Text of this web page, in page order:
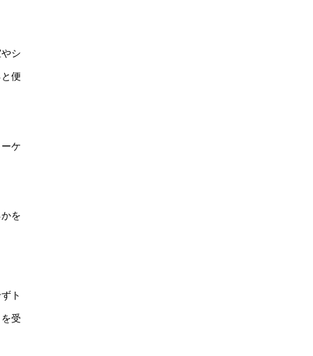
シ
便
ケ
を
ト
受